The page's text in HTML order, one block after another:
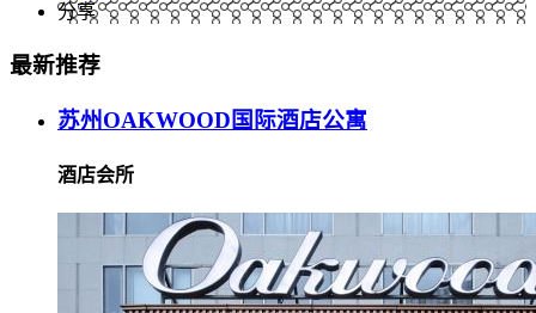
分享
最新推荐
苏州OAKWOOD国际酒店公寓
酒店会所